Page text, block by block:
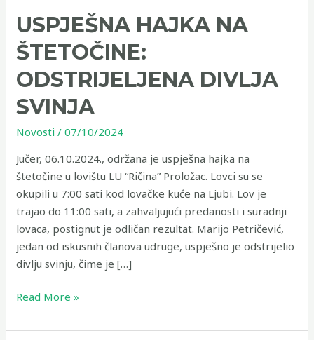
USPJEŠNA HAJKA NA
ŠTETOČINE:
ODSTRIJELJENA DIVLJA
SVINJA
Novosti /07/10/2024
Jučer, 06.10.2024., održana je uspješna hajka na
štetočine u lovištu LU “Ričina” Proložac. Lovci su se
okupili u 7:00 sati kod lovačke kuće na Ljubi. Lov je
trajao do 11:00 sati, a zahvaljujući predanosti i suradnji
lovaca, postignut je odličan rezultat. Marijo Petričević,
jedan od iskusnih članova udruge, uspješno je odstrijelio
divlju svinju, čime je […]
Read More »